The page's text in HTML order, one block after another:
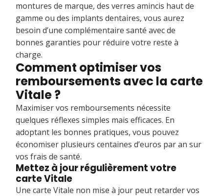
montures de marque, des verres amincis haut de
gamme ou des implants dentaires, vous aurez
besoin d’une complémentaire santé avec de
bonnes garanties pour réduire votre reste à
charge.
Comment optimiser vos
remboursements avec la carte
Vitale ?
Maximiser vos remboursements nécessite
quelques réflexes simples mais efficaces. En
adoptant les bonnes pratiques, vous pouvez
économiser plusieurs centaines d’euros par an sur
vos frais de santé.
Mettez à jour régulièrement votre
carte Vitale
Une carte Vitale non mise à jour peut retarder vos